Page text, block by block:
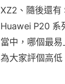
XZ2、隨後還有
Huawei P20 系
當中，哪個最
為大家評個高低